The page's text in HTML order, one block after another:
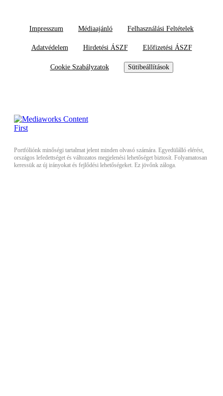
Impresszum Médiaajánló Felhasználási Feltételek
Adatvédelem Hirdetési ÁSZF Előfizetési ÁSZF
Cookie Szabályzatok Sütibeállítások
Portfóliónk minőségi tartalmat jelent minden olvasó számára. Egyedülálló elérést,
országos lefedettséget és változatos megjelenési lehetőséget biztosít. Folyamatosan
keressük az új irányokat és fejlődési lehetőségeket. Ez jövőnk záloga.